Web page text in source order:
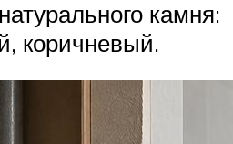
камня:
коричневый.